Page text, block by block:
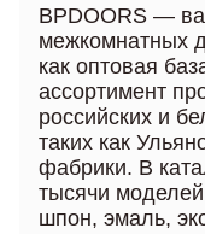
BPDOORS —
межкомнатных
как оптовая
ассортимент
российских и
таких как
фабрики. В
тысячи
шпон, эмаль,